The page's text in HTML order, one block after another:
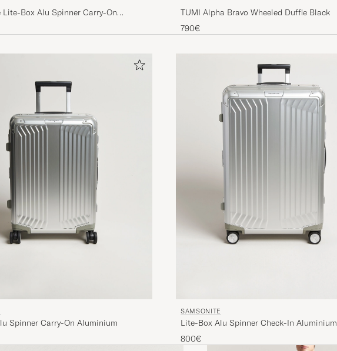
Lite-Box Alu Spinner Carry-On
TUMI Alpha Bravo Wheeled Duffle Black
790€
Spinner Carry-On Aluminium
SAMSONITE
Lite-Box Alu Spinner Check-In Aluminium
800€